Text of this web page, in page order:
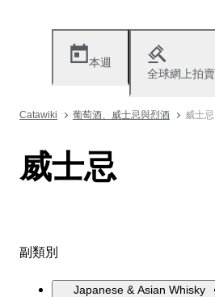
本週
全球網上拍賣
Catawiki 葡萄酒、威士忌與烈酒 威士忌
威士忌
副類別
Japanese & Asian Whisky